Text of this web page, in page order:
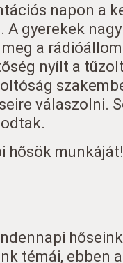
napon a
gyerekek
a
nyílt a
válaszolni.
hősök munkáját!
témái, ebben